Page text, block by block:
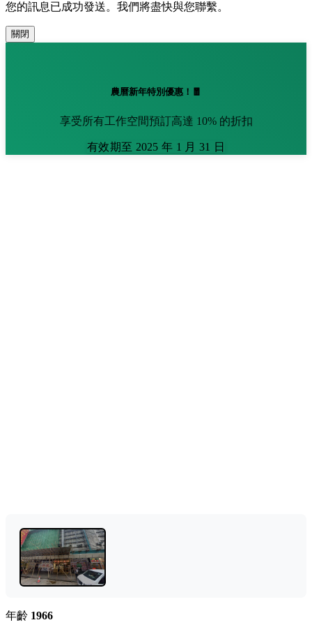
您的訊息已成功發送。我們將盡快與您聯繫。
關閉
農曆新年特別優惠！🧧
享受所有工作空間預訂高達 10% 的折扣
有效期至 2025 年 1 月 31 日
年齡 1966